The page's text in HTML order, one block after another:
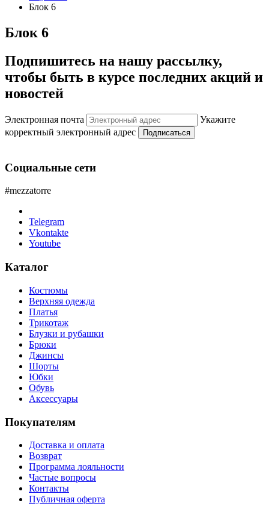
Блок 6
Блок 6
Подпишитесь на нашу рассылку,
чтобы быть в курсе последних акций и
новостей
Электронная почта
Укажите
корректный электронный адрес
Подписаться
Социальные сети
#mezzatorre
Telegram
Vkontakte
Youtube
Каталог
Костюмы
Верхняя одежда
Платья
Трикотаж
Блузки и рубашки
Брюки
Джинсы
Шорты
Юбки
Обувь
Аксессуары
Покупателям
Доставка и оплата
Возврат
Программа лояльности
Частые вопросы
Контакты
Публичная оферта